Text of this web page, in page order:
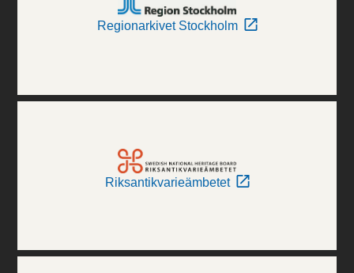
Regionarkivet Stockholm
Riksantikvarieämbetet